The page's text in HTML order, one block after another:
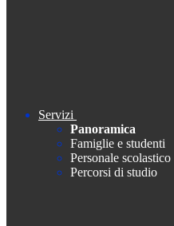
Servizi
Panoramica
Famiglie e studenti
Personale scolastico
Percorsi di studio